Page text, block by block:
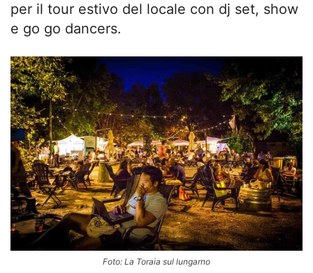
per il tour estivo del locale con dj set, show
e go go dancers.
Foto: La Toraia sul lungarno